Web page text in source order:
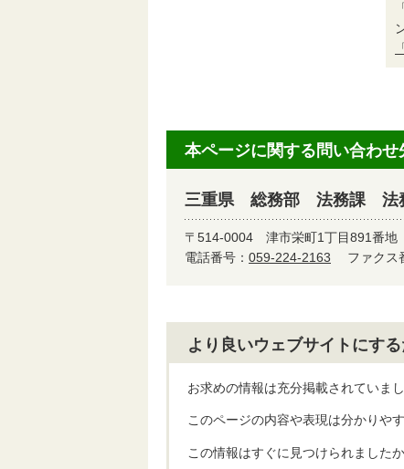
本ページに関する問い合わせ
三重県 総務部 法務課 法
〒514-0004 津市栄町1丁目891番地
電話番号： 059-224-2163 ファク
より良いウェブサイトにす
お求めの情報は充分掲載されていま
このページの内容や表現は分かりや
この情報はすぐに見つけられました